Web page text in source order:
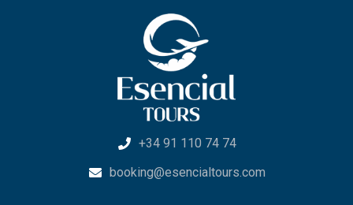
+34 91 110 74 74
booking@esencialtours.com